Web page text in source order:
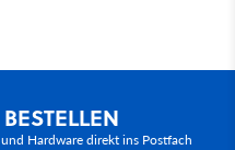
Hardware direkt ins Postfach